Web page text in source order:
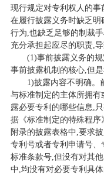
现行规定对专利权人的事
在履行披露义务时缺乏
行为,也缺乏足够的制裁
充分承担起应尽的职责,
(1)事前披露义务的
事前披露机制的核心,但
1)披露内容不明确。
与标准制定的主体所拥
露必要专利的哪些信息,
据《标准制定的特殊程序
附录的披露表格中,要求
专利号或者专利申请号
标准条款号,但没有对其
中,均没有对必要专利具